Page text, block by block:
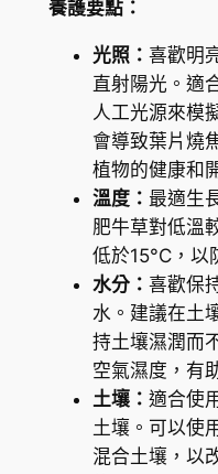
數
養護要點：
光照： 喜歡明
直射陽光。適
人工光源來模
會導致葉片燒
植物的健康和
溫度： 最適生
肥牛草對低溫
低於15°C，以
水分： 喜歡保
水。建議在土
持土壤濕潤而
空氣濕度，有
土壤： 適合使
土壤。可以使
混合土壤，以